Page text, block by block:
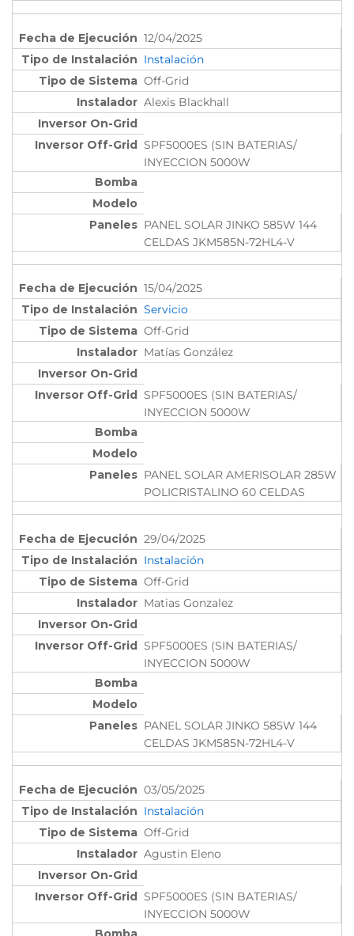
12/04/2025
Instalación
Off-Grid
Alexis Blackhall
SPF5000ES (SIN BATERIAS/
INYECCION 5000W
PANEL SOLAR JINKO 585W 144
CELDAS JKM585N-72HL4-V
15/04/2025
Servicio
Off-Grid
Matías González
SPF5000ES (SIN BATERIAS/
INYECCION 5000W
PANEL SOLAR AMERISOLAR 285W
POLICRISTALINO 60 CELDAS
29/04/2025
Instalación
Off-Grid
Matias Gonzalez
SPF5000ES (SIN BATERIAS/
INYECCION 5000W
PANEL SOLAR JINKO 585W 144
CELDAS JKM585N-72HL4-V
03/05/2025
Instalación
Off-Grid
Agustin Eleno
SPF5000ES (SIN BATERIAS/
INYECCION 5000W